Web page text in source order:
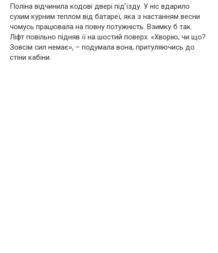
Поліна відчинила кодові двері під’їзду. У ніс вдарило
сухим курним теплом від батареї, яка з настанням весни
чомусь працювала на повну потужність. Взимку б так.
Ліфт повільно підняв її на шостий поверх. «Хворію, чи що?
Зовсім сил немає», – подумала вона, притуляючись до
стіни кабіни.